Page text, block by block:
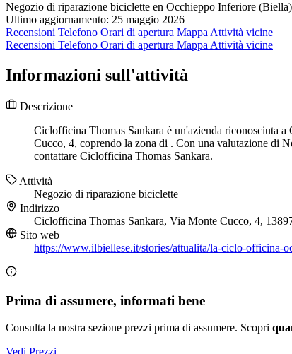
Negozio di riparazione biciclette en Occhieppo Inferiore (Biella)
Ultimo aggiornamento: 25 maggio 2026
Recensioni Telefono Orari di apertura Mappa Attività vicine
Recensioni Telefono Orari di apertura Mappa Attività vicine
Informazioni sull'attività
Descrizione
Ciclofficina Thomas Sankara è un'azienda riconosciuta
Cucco, 4, coprendo la zona di . Con una valutazione di
contattare Ciclofficina Thomas Sankara.
Attività
Negozio di riparazione biciclette
Indirizzo
Ciclofficina Thomas Sankara, Via Monte Cucco, 4,
Sito web
https://www.ilbiellese.it/stories/attualita/la-ciclo-officina-
Prima di assumere, informati bene
Consulta la nostra sezione prezzi prima di assumere. Scopri